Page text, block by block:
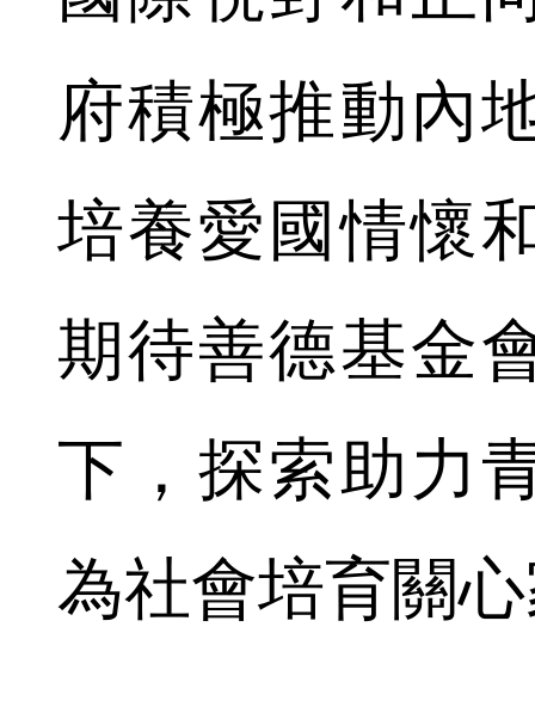
府積極推動內
培養愛國情懷
期待善德基金
下，探索助力
為社會培育關